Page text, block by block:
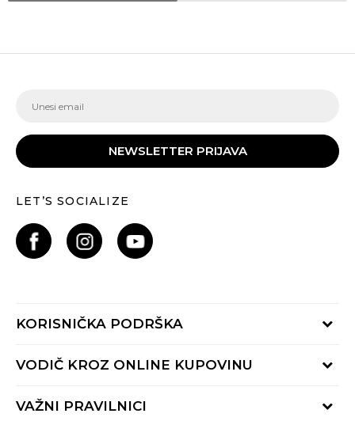
NEWSLETTER PRIJAVA
LET’S SOCIALIZE
KORISNIČKA PODRŠKA
Provjeri status porudžbine
Radno vrijeme 9-16h
VODIČ KROZ ONLINE KUPOVINU
Načini isporuke
VAŽNI PRAVILNICI